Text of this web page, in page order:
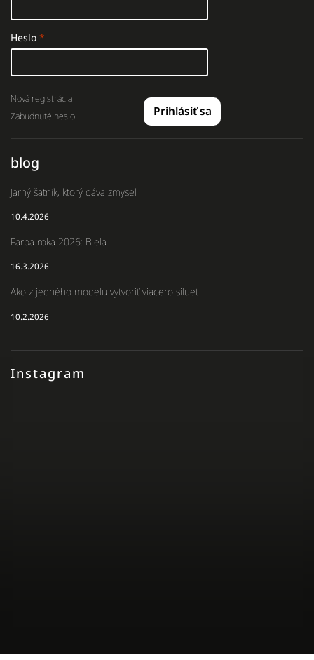
Instagram
Heslo
Prihlásiť sa
Nová registrácia
Zabudnuté heslo
blog
Jarný šatník, ktorý dáva zmysel
10.4.2026
Farba roka 2026: Biela
16.3.2026
Ako z jedného modelu vytvoriť viacero siluet
10.2.2026